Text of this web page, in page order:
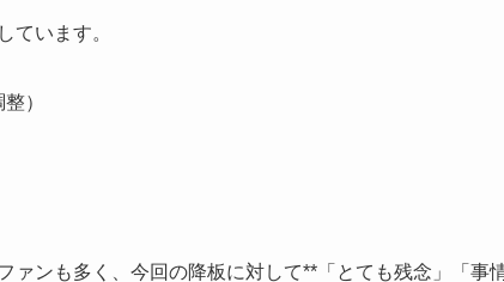
ています。
）
ァンも多く、今回の降板に対して**「とても残念」「事